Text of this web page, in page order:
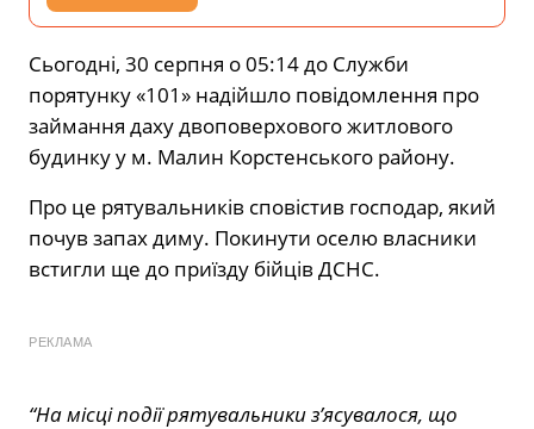
Сьогодні, 30 серпня о 05:14 до Служби
порятунку «101» надійшло повідомлення про
займання даху двоповерхового житлового
будинку у м. Малин Корстенського району.
Про це рятувальників сповістив господар, який
почув запах диму. Покинути оселю власники
встигли ще до приїзду бійців ДСНС.
РЕКЛАМА
“На місці події рятувальники з’ясувалося, що